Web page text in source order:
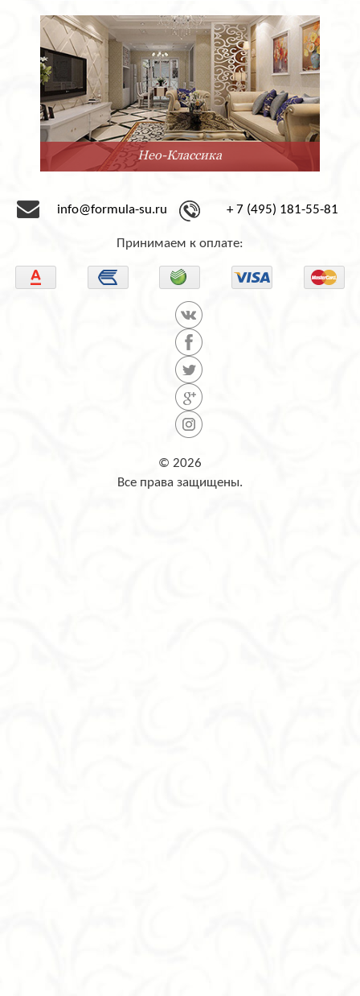
Нео-Классика
info@formula-su.ru + 7 (495) 181-55-81
Принимаем к оплате:
© 2026
Все права защищены.